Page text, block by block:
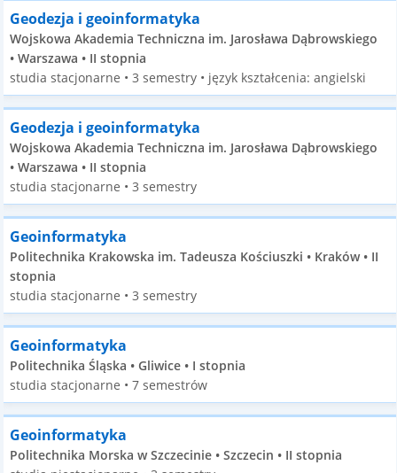
Geodezja i geoinformatyka
Wojskowa Akademia Techniczna im. Jarosława Dąbrowskiego
• Warszawa • II stopnia
studia stacjonarne • 3 semestry • język kształcenia: angielski
Geodezja i geoinformatyka
Wojskowa Akademia Techniczna im. Jarosława Dąbrowskiego
• Warszawa • II stopnia
studia stacjonarne • 3 semestry
Geoinformatyka
Politechnika Krakowska im. Tadeusza Kościuszki • Kraków • II
stopnia
studia stacjonarne • 3 semestry
Geoinformatyka
Politechnika Śląska • Gliwice • I stopnia
studia stacjonarne • 7 semestrów
Geoinformatyka
Politechnika Morska w Szczecinie • Szczecin • II stopnia